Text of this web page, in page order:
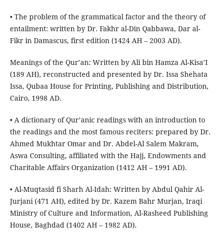
• The problem of the grammatical factor and the theory of
entailment: written by Dr. Fakhr al-Din Qabbawa, Dar al-
Fikr in Damascus, first edition (1424 AH – 2003 AD).
Meanings of the Qur’an: Written by Ali bin Hamza Al-Kisa’I
(189 AH), reconstructed and presented by Dr. Issa Shehata
Issa, Qubaa House for Printing, Publishing and Distribution,
Cairo, 1998 AD.
• A dictionary of Qur’anic readings with an introduction to
the readings and the most famous reciters: prepared by Dr.
Ahmed Mukhtar Omar and Dr. Abdel-Al Salem Makram,
Aswa Consulting, affiliated with the Hajj, Endowments and
Charitable Affairs Organization (1412 AH – 1991 AD).
• Al-Muqtasid fi Sharh Al-Idah: Written by Abdul Qahir Al-
Jurjani (471 AH), edited by Dr. Kazem Bahr Murjan, Iraqi
Ministry of Culture and Information, Al-Rasheed Publishing
House, Baghdad (1402 AH – 1982 AD).